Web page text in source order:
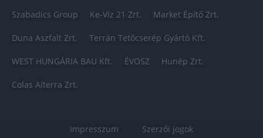
Szabadics Group Ke-Víz 21 Zrt. Market Építő Zrt.
Duna Aszfalt Zrt. Terrán Tetőcserép Gyártó Kft.
WEST HUNGÁRIA BAU Kft. ÉVOSZ Hunép Zrt.
Colas Alterra Zrt.
Impresszum
Szerzői jogok